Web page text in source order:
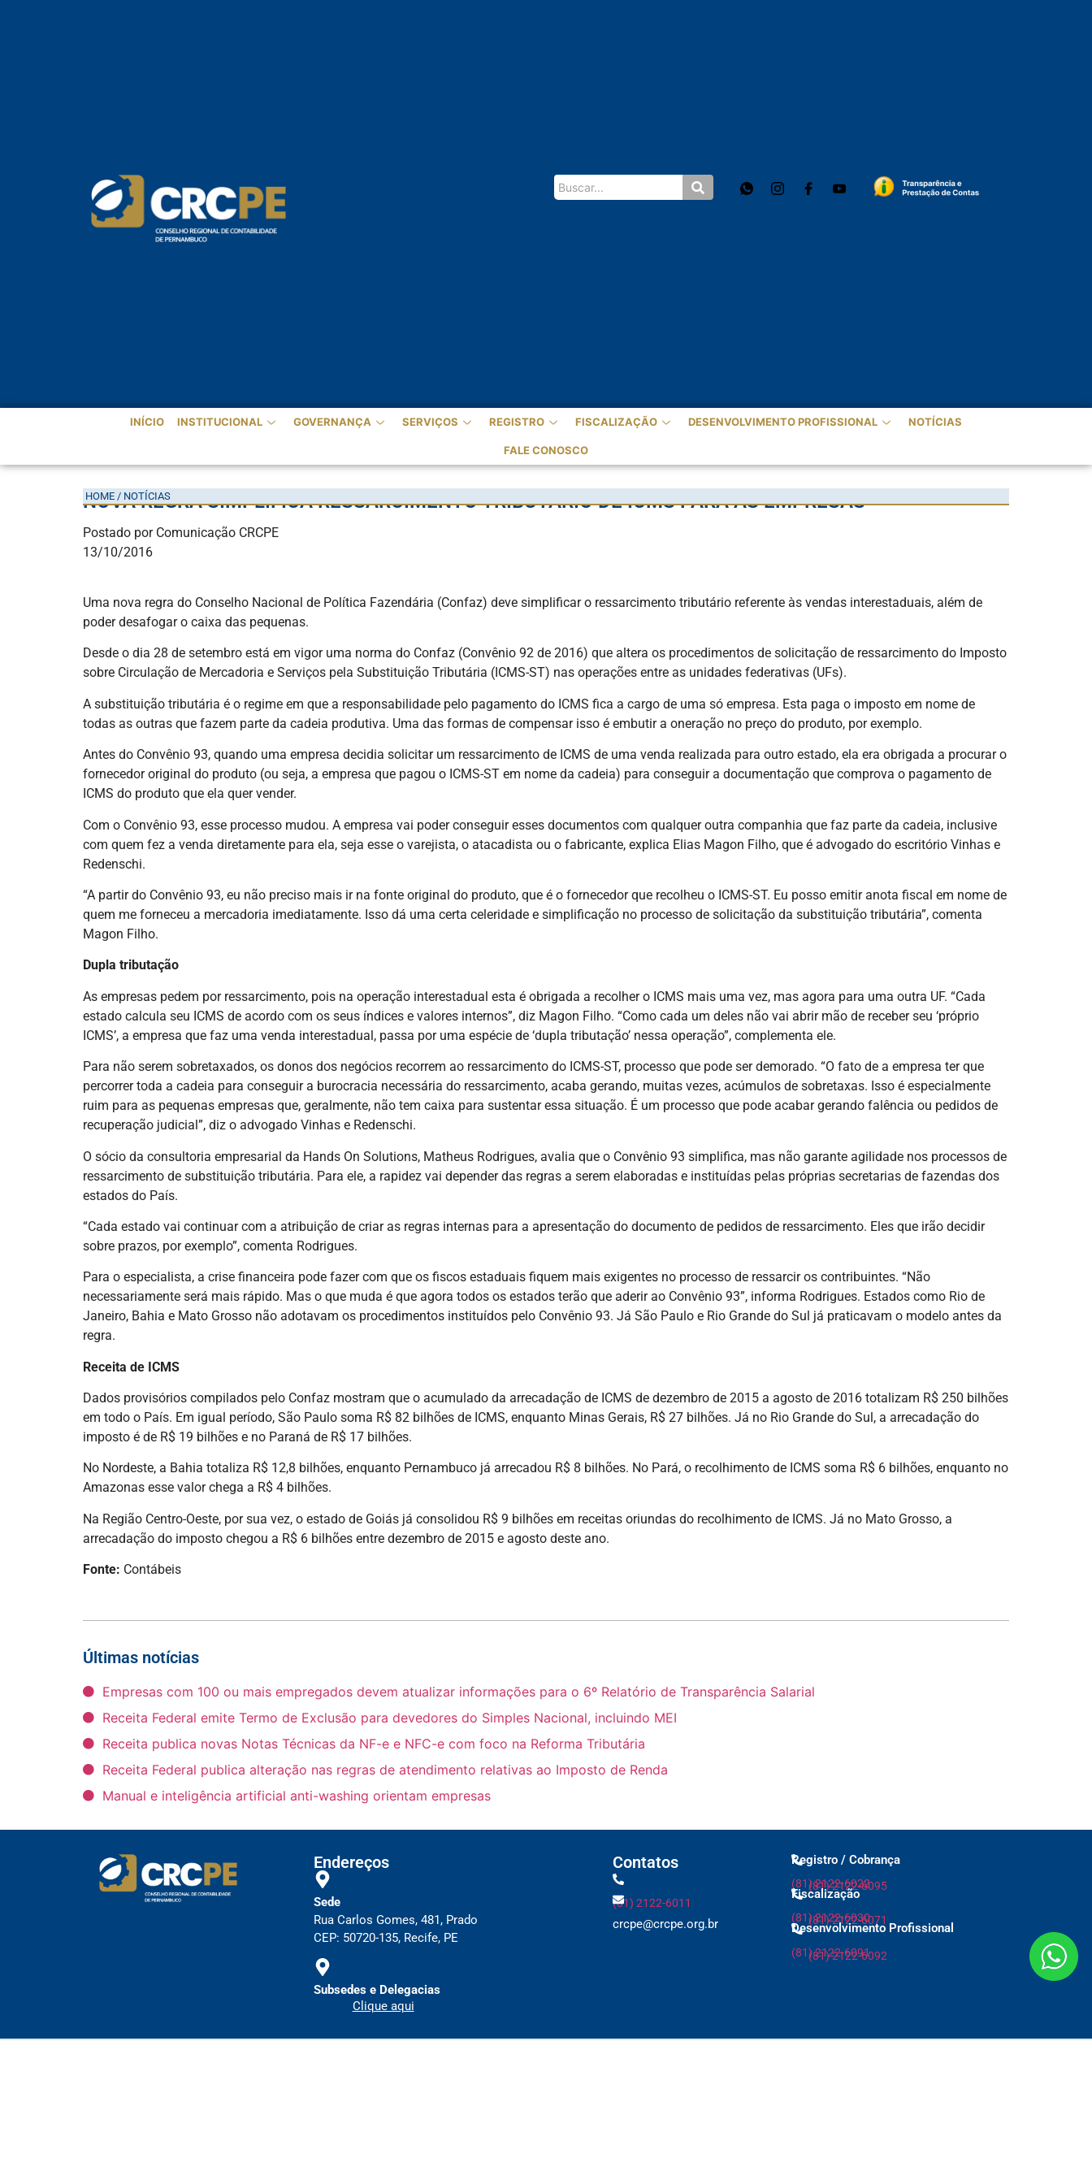
INÍCIO INSTITUCIONAL GOVERNANÇA SERVIÇOS REGISTRO FISCALIZAÇÃO DESENVOLVIMENTO PROFISSIONAL NOTÍCIAS
FALE CONOSCO
NOVA REGRA SIMPLIFICA RESSARCIMENTO TRIBUTÁRIO DE ICMS PARA AS EMPRESAS
HOME / NOTÍCIAS
Postado por Comunicação CRCPE
13/10/2016
Uma nova regra do Conselho Nacional de Política Fazendária (Confaz) deve simplificar o ressarcimento tributário referente às vendas interestaduais, além de
poder desafogar o caixa das pequenas.
Desde o dia 28 de setembro está em vigor uma norma do Confaz (Convênio 92 de 2016) que altera os procedimentos de solicitação de ressarcimento do Imposto
sobre Circulação de Mercadoria e Serviços pela Substituição Tributária (ICMS-ST) nas operações entre as unidades federativas (UFs).
A substituição tributária é o regime em que a responsabilidade pelo pagamento do ICMS fica a cargo de uma só empresa. Esta paga o imposto em nome de
todas as outras que fazem parte da cadeia produtiva. Uma das formas de compensar isso é embutir a oneração no preço do produto, por exemplo.
Antes do Convênio 93, quando uma empresa decidia solicitar um ressarcimento de ICMS de uma venda realizada para outro estado, ela era obrigada a procurar o
fornecedor original do produto (ou seja, a empresa que pagou o ICMS-ST em nome da cadeia) para conseguir a documentação que comprova o pagamento de
ICMS do produto que ela quer vender.
Com o Convênio 93, esse processo mudou. A empresa vai poder conseguir esses documentos com qualquer outra companhia que faz parte da cadeia, inclusive
com quem fez a venda diretamente para ela, seja esse o varejista, o atacadista ou o fabricante, explica Elias Magon Filho, que é advogado do escritório Vinhas e
Redenschi.
“A partir do Convênio 93, eu não preciso mais ir na fonte original do produto, que é o fornecedor que recolheu o ICMS-ST. Eu posso emitir anota fiscal em nome de
quem me forneceu a mercadoria imediatamente. Isso dá uma certa celeridade e simplificação no processo de solicitação da substituição tributária”, comenta
Magon Filho.
Dupla tributação
As empresas pedem por ressarcimento, pois na operação interestadual esta é obrigada a recolher o ICMS mais uma vez, mas agora para uma outra UF. “Cada
estado calcula seu ICMS de acordo com os seus índices e valores internos”, diz Magon Filho. “Como cada um deles não vai abrir mão de receber seu ‘próprio
ICMS’, a empresa que faz uma venda interestadual, passa por uma espécie de ‘dupla tributação’ nessa operação”, complementa ele.
Para não serem sobretaxados, os donos dos negócios recorrem ao ressarcimento do ICMS-ST, processo que pode ser demorado. “O fato de a empresa ter que
percorrer toda a cadeia para conseguir a burocracia necessária do ressarcimento, acaba gerando, muitas vezes, acúmulos de sobretaxas. Isso é especialmente
ruim para as pequenas empresas que, geralmente, não tem caixa para sustentar essa situação. É um processo que pode acabar gerando falência ou pedidos de
recuperação judicial”, diz o advogado Vinhas e Redenschi.
O sócio da consultoria empresarial da Hands On Solutions, Matheus Rodrigues, avalia que o Convênio 93 simplifica, mas não garante agilidade nos processos de
ressarcimento de substituição tributária. Para ele, a rapidez vai depender das regras a serem elaboradas e instituídas pelas próprias secretarias de fazendas dos
estados do País.
“Cada estado vai continuar com a atribuição de criar as regras internas para a apresentação do documento de pedidos de ressarcimento. Eles que irão decidir
sobre prazos, por exemplo”, comenta Rodrigues.
Para o especialista, a crise financeira pode fazer com que os fiscos estaduais fiquem mais exigentes no processo de ressarcir os contribuintes. “Não
necessariamente será mais rápido. Mas o que muda é que agora todos os estados terão que aderir ao Convênio 93”, informa Rodrigues. Estados como Rio de
Janeiro, Bahia e Mato Grosso não adotavam os procedimentos instituídos pelo Convênio 93. Já São Paulo e Rio Grande do Sul já praticavam o modelo antes da
regra.
Receita de ICMS
Dados provisórios compilados pelo Confaz mostram que o acumulado da arrecadação de ICMS de dezembro de 2015 a agosto de 2016 totalizam R$ 250 bilhões
em todo o País. Em igual período, São Paulo soma R$ 82 bilhões de ICMS, enquanto Minas Gerais, R$ 27 bilhões. Já no Rio Grande do Sul, a arrecadação do
imposto é de R$ 19 bilhões e no Paraná de R$ 17 bilhões.
No Nordeste, a Bahia totaliza R$ 12,8 bilhões, enquanto Pernambuco já arrecadou R$ 8 bilhões. No Pará, o recolhimento de ICMS soma R$ 6 bilhões, enquanto no
Amazonas esse valor chega a R$ 4 bilhões.
Na Região Centro-Oeste, por sua vez, o estado de Goiás já consolidou R$ 9 bilhões em receitas oriundas do recolhimento de ICMS. Já no Mato Grosso, a
arrecadação do imposto chegou a R$ 6 bilhões entre dezembro de 2015 e agosto deste ano.
Fonte: Contábeis
Últimas notícias
Empresas com 100 ou mais empregados devem atualizar informações para o 6º Relatório de Transparência Salarial
Receita Federal emite Termo de Exclusão para devedores do Simples Nacional, incluindo MEI
Receita publica novas Notas Técnicas da NF-e e NFC-e com foco na Reforma Tributária
Receita Federal publica alteração nas regras de atendimento relativas ao Imposto de Renda
Manual e inteligência artificial anti-washing orientam empresas
Endereços
Sede
Rua Carlos Gomes, 481, Prado
CEP: 50720-135, Recife, PE
Subsedes e Delegacias
Clique aqui
Contatos
(81) 2122-6011
crcpe@crcpe.org.br
Registro / Cobrança
(81) 2122-6022
(81) 2122-6095
Fiscalização
(81) 2122-6030
(81) 2122-6071
Desenvolvimento Profissional
(81) 2122-6091
(81) 2122-6092